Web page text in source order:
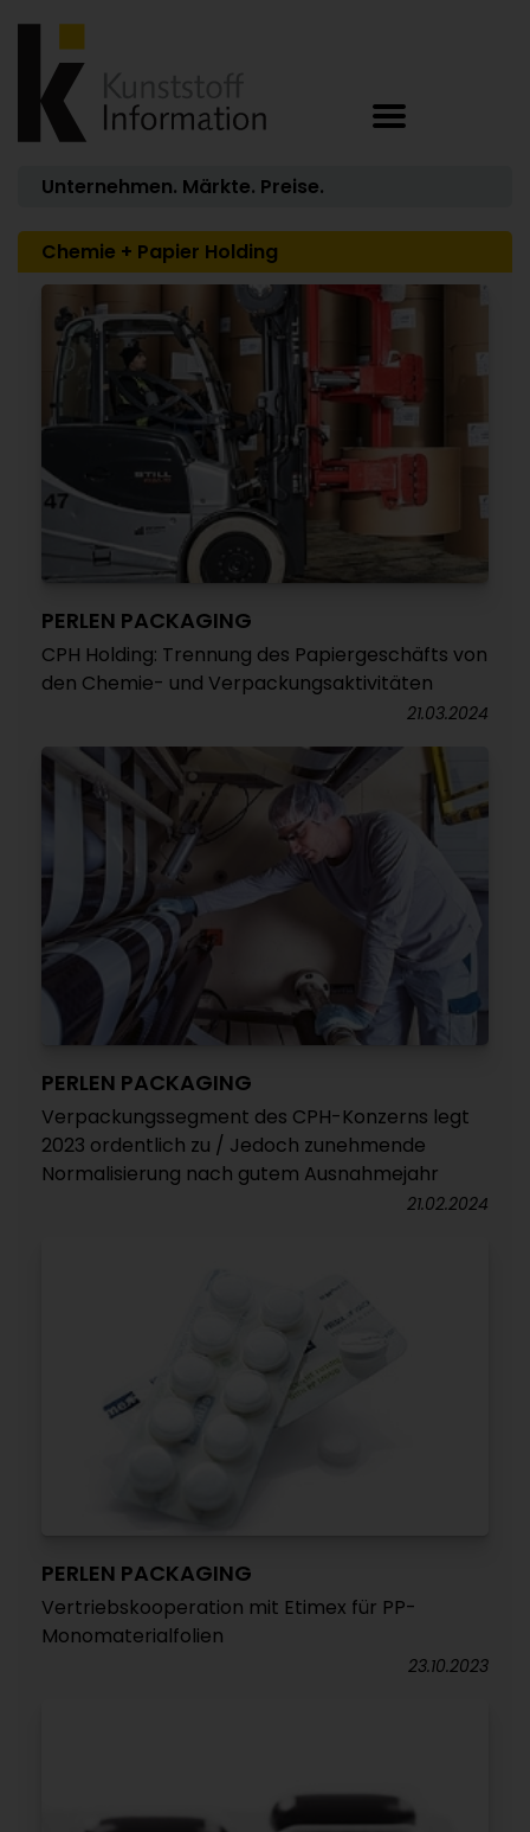
Unternehmen. Märkte. Preise.
Chemie + Papier Holding
PERLEN PACKAGING
CPH Holding: Trennung des Papiergeschäfts von
den Chemie- und Verpackungsaktivitäten
21.03.2024
PERLEN PACKAGING
Verpackungssegment des CPH-Konzerns legt
2023 ordentlich zu / Jedoch zunehmende
Normalisierung nach gutem Ausnahmejahr
21.02.2024
PERLEN PACKAGING
Vertriebskooperation mit Etimex für PP-
Monomaterialfolien
23.10.2023